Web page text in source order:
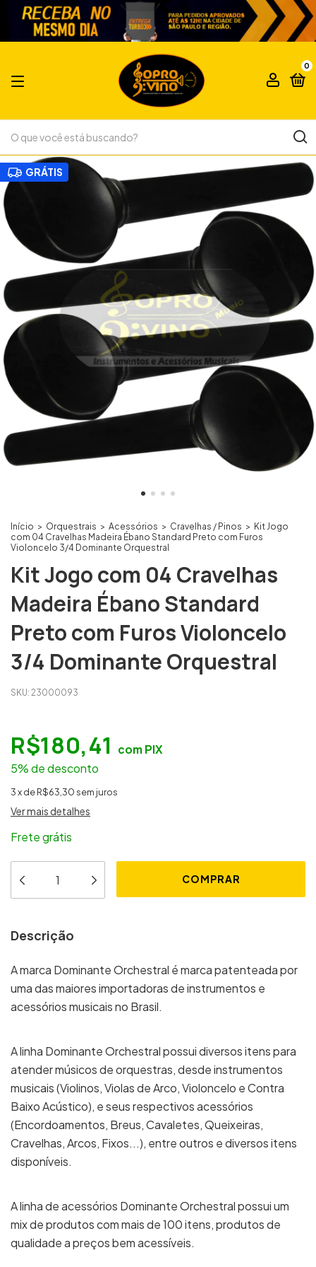
0
GRÁTIS
Início > Orquestrais > Acessórios > Cravelhas / Pinos > Kit Jogo
com 04 Cravelhas Madeira Ébano Standard Preto com Furos
Violoncelo 3/4 Dominante Orquestral
Kit Jogo com 04 Cravelhas
Madeira Ébano Standard
Preto com Furos Violoncelo
3/4 Dominante Orquestral
SKU: 23000093
R$180,41 com PIX
5% de desconto
3xdeR$63,30sem juros
Ver mais detalhes
Frete grátis
Descrição
A marca Dominante Orchestral é marca patenteada por
uma das maiores importadoras de instrumentos e
acessórios musicais no Brasil.
A linha Dominante Orchestral possui diversos itens para
atender músicos de orquestras, desde instrumentos
musicais (Violinos, Violas de Arco, Violoncelo e Contra
Baixo Acústico), e seus respectivos acessórios
(Encordoamentos, Breus, Cavaletes, Queixeiras,
Cravelhas, Arcos, Fixos...), entre outros e diversos itens
disponíveis.
A linha de acessórios Dominante Orchestral possui um
mix de produtos com mais de 100 itens, produtos de
qualidade a preços bem acessíveis.